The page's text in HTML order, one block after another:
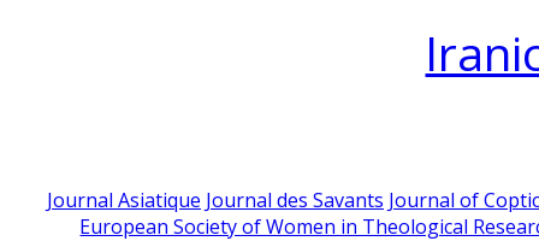
Journal Asiatique Journal des Savants Journal of
European Society of Women in Theological